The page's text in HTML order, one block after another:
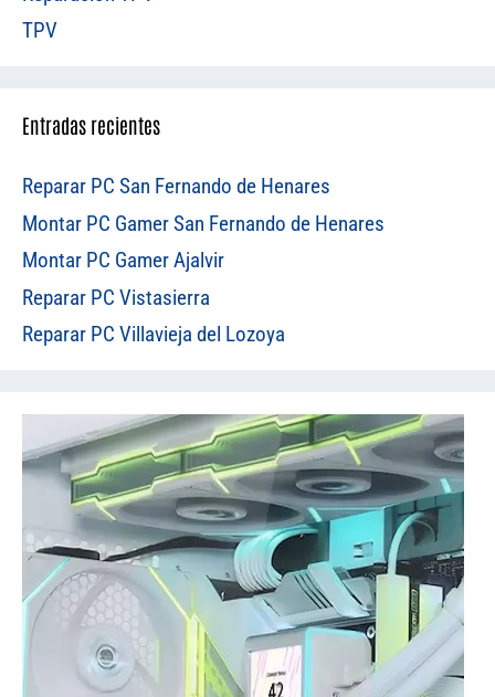
TPV
Entradas recientes
Reparar PC San Fernando de Henares
Montar PC Gamer San Fernando de Henares
Montar PC Gamer Ajalvir
Reparar PC Vistasierra
Reparar PC Villavieja del Lozoya